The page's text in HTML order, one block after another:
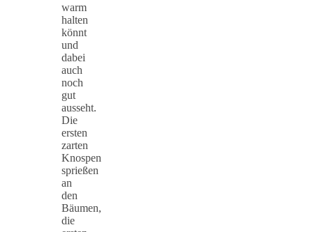
warm
halten
könnt
und
dabei
auch
noch
gut
ausseht.
Die
ersten
zarten
Knospen
sprießen
an
den
Bäumen,
die